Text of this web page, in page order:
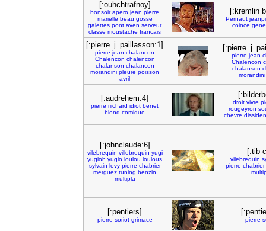
[:ouhchtrafnoy]
bonsoir apero jean pierre
marielle beau gosse
galettes pont aven serveur
classe moustache francais
[:kremlin
Pernaut
coince gene
[:pierre_j_paillasson:1]
pierre jean chalancon
Chalencon chalencon
chalanson chalancon
morandini pleure poisson
avril
pierre jean
Chalencon
chalanson
morandini
[:audrehem:4]
pierre riichard idiot benet
blond comique
droit vivre
rougeyron
chevre
[:johnclaude:6]
vilebrequin villebrequin yugi
yugioh yugio loulou loulous
sylvain levy pierre chabrier
merguez tuning benzin
multipla
[:tib-
vilebrequin
pierre chabrier
[:pentiers]
pierre soriot grimace pierre